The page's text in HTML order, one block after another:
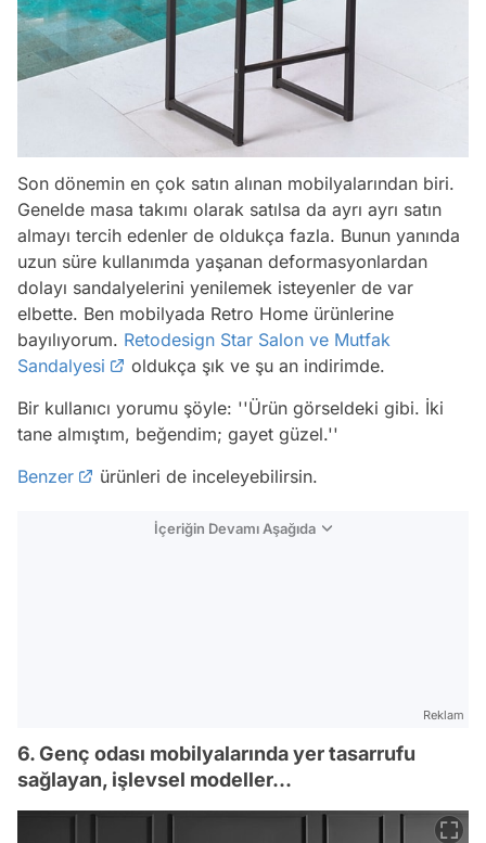
Son dönemin en çok satın alınan mobilyalarından biri.
Genelde masa takımı olarak satılsa da ayrı ayrı satın
almayı tercih edenler de oldukça fazla. Bunun yanında
uzun süre kullanımda yaşanan deformasyonlardan
dolayı sandalyelerini yenilemek isteyenler de var
elbette. Ben mobilyada Retro Home ürünlerine
bayılıyorum. Retodesign Star Salon ve Mutfak
Sandalyesi
oldukça şık ve şu an indirimde.
Bir kullanıcı yorumu şöyle: ''Ürün görseldeki gibi. İki
tane almıştım, beğendim; gayet güzel.''
Benzer
ürünleri de inceleyebilirsin.
İçeriğin Devamı Aşağıda
Reklam
6. Genç odası mobilyalarında yer tasarrufu
sağlayan, işlevsel modeller...